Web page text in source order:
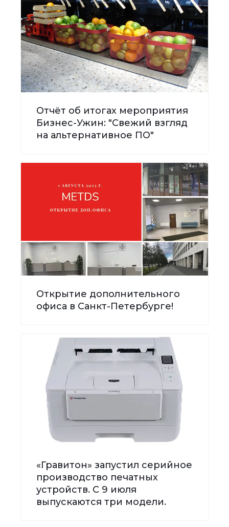
Отчёт об итогах мероприятия
Бизнес-Ужин: "Свежий взгляд
на альтернативное ПО"
Открытие дополнительного
офиса в Санкт-Петербурге!
«Гравитон» запустил серийное
производство печатных
устройств. С 9 июля
выпускаются три модели.